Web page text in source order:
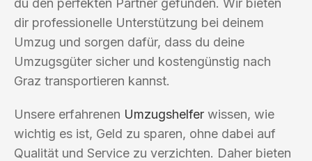
du den perfekten Partner gefunden. Wir bieten
dir professionelle Unterstützung bei deinem
Umzug und sorgen dafür, dass du deine
Umzugsgüter sicher und kostengünstig nach
Graz transportieren kannst.
Unsere erfahrenen Umzugshelfer wissen, wie
wichtig es ist, Geld zu sparen, ohne dabei auf
Qualität und Service zu verzichten. Daher bieten